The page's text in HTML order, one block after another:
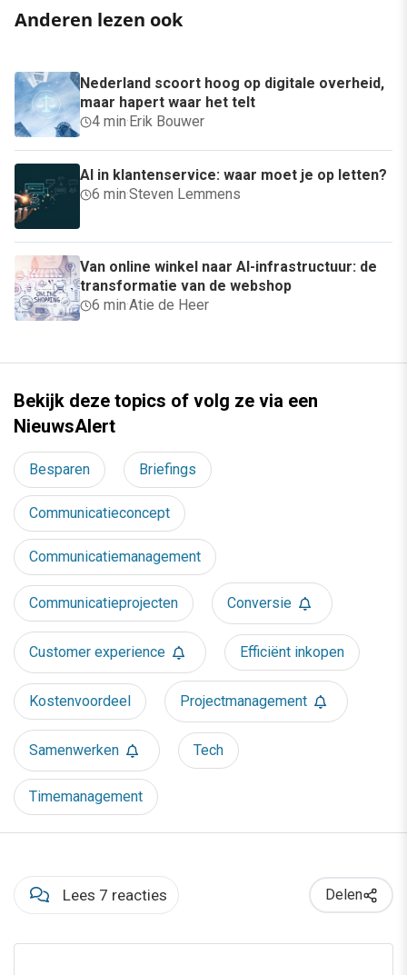
Anderen lezen ook
Nederland scoort hoog op digitale overheid,
maar hapert waar het telt
4 min· Erik Bouwer
AI in klantenservice: waar moet je op letten?
6 min·Steven Lemmens
Van online winkel naar AI-infrastructuur: de
transformatie van de webshop
6 min·Atie de Heer
Bekijk deze topics of volg ze via een
NieuwsAlert
Besparen Briefings
Communicatieconcept
Communicatiemanagement
Communicatieprojecten Conversie
Customer experience Efficiënt inkopen
Kostenvoordeel Projectmanagement
Samenwerken Tech
Timemanagement
Lees 7 reacties Delen